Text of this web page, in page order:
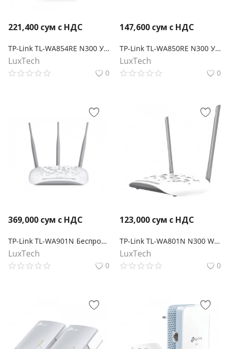
221,400 сум с НДС
TP-Link TL-WA854RE N300 Усилитель Wi-Fi сигнала
LuxTech
0
147,600 сум с НДС
TP-Link TL-WA850RE N300 Усилитель Wi-Fi сигнала
LuxTech
0
369,000 сум с НДС
TP-Link TL-WA901N Беспроводная точка доступа серии N, скорость до 450 Мбит/с
LuxTech
0
123,000 сум с НДС
TP-Link TL-WA801N N300 Wi-Fi точка доступа
LuxTech
0